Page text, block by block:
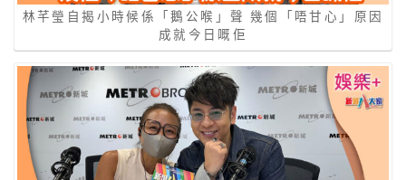
林芊瑩自揭小時候係「鵝公喉」聲 幾個「唔甘心」原因
成就今日嘅佢